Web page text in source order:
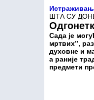
ШТА СУ
Сада је
мртвих”,
духовне и
а раније
предмети